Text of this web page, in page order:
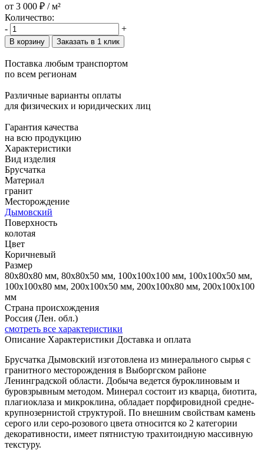
от 3 000 ₽ / м²
Количество:
-
+
В корзину Заказать в 1 клик
Поставка любым транспортом
по всем регионам
Различные варианты оплаты
для физических и юридических лиц
Гарантия качества
на всю продукцию
Характеристики
Вид изделия
Брусчатка
Материал
гранит
Месторождение
Дымовский
Поверхность
колотая
Цвет
Коричневый
Размер
80x80x80 мм, 80x80x50 мм, 100x100x100 мм, 100x100x50 мм,
100x100x80 мм, 200x100x50 мм, 200x100x80 мм, 200x100x100
мм
Страна происхождения
Россия (Лен. обл.)
смотреть все характеристики
Описание Характеристики Доставка и оплата
Брусчатка Дымовский изготовлена из минерального сырья с
гранитного месторождения в Выборгском районе
Ленинградской области. Добыча ведется буроклиновым и
буровзрывным методом. Минерал состоит из кварца, биотита,
плагиоклаза и микроклина, обладает порфировидной средне-
крупнозернистой структурой. По внешним свойствам камень
серого или серо-розового цвета относится ко 2 категории
декоративности, имеет пятнистую трахитоидную массивную
текстуру.